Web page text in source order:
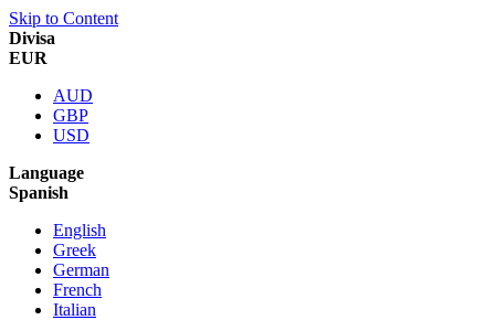
Skip to Content
Divisa
EUR
AUD
GBP
USD
Language
Spanish
English
Greek
German
French
Italian